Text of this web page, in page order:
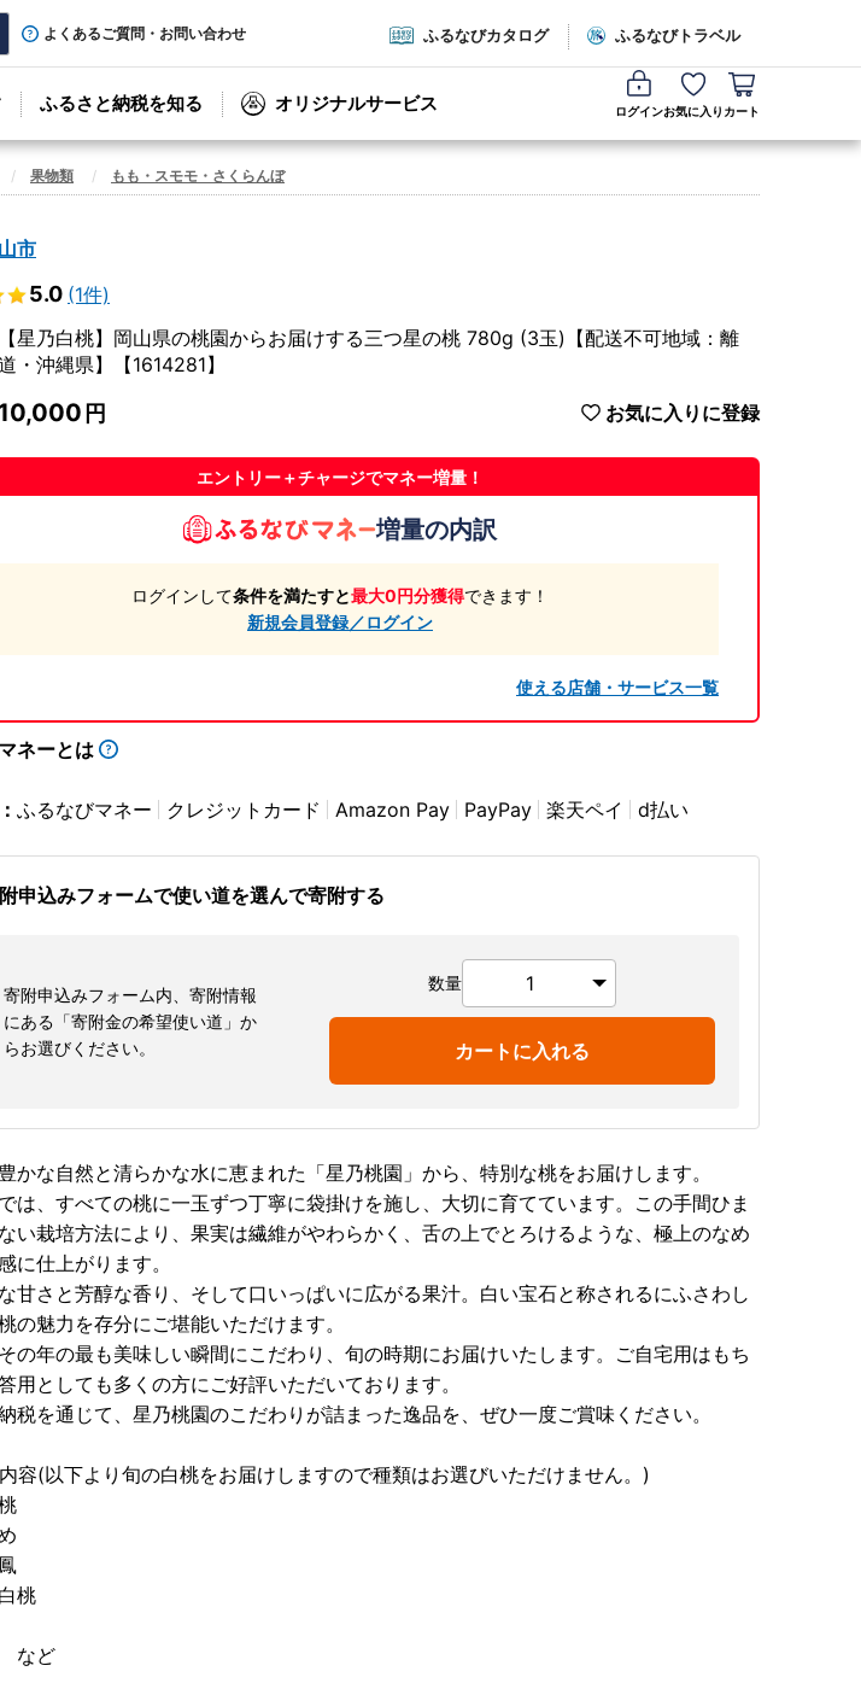
よくあるご質問・お問い合わせ ふるなびカタログ ふるなびトラベル
ふるさと納税を知る オリジナルサービス ログインお気に入り カート
果物類 もも・スモモ・さくらんぼ
市
5.0 (1件)
星乃白桃】岡山県の桃園からお届けする三つ星の桃 780g (3玉)【配送不可地域：離
・沖縄県】【1614281】
お気に入りに登録
エントリー＋チャージでマネー増量！
増量の内訳
ログインして条件を満たすと最大0円分獲得できます！
新規会員登録／ログイン
使える店舗・サービス一覧
ネーとは
ふるなびマネー クレジットカード Amazon Pay PayPay 楽天ペイ d払い
申込みフォームで使い道を選んで寄附する
寄附申込みフォーム内、寄附情報
にある「寄附金の希望使い道」か
らお選びください。
数量
カートに入れる
かな自然と清らかな水に恵まれた「星乃桃園」から、特別な桃をお届けします。
は、すべての桃に一玉ずつ丁寧に袋掛けを施し、大切に育てています。この手間ひま
い栽培方法により、果実は繊維がやわらかく、舌の上でとろけるような、極上のなめ
に仕上がります。
甘さと芳醇な香り、そして口いっぱいに広がる果汁。白い宝石と称されるにふさわし
の魅力を存分にご堪能いただけます。
の年の最も美味しい瞬間にこだわり、旬の時期にお届けいたします。ご自宅用はもち
用としても多くの方にご好評いただいております。
税を通じて、星乃桃園のこだわりが詰まった逸品を、ぜひ一度ご賞味ください。
容(以下より旬の白桃をお届けしますので種類はお選びいただけません。)
桃
ど